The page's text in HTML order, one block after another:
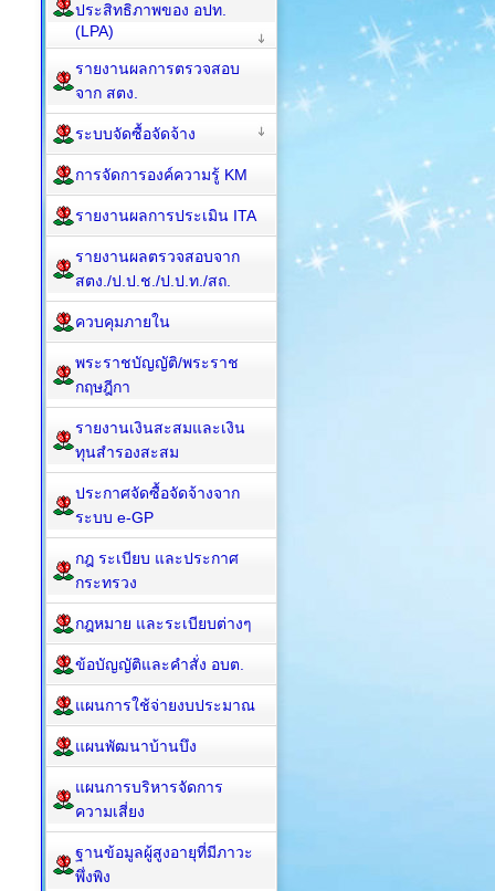
ประสิทธิภาพของ อปท.
(LPA)
รายงานผลการตรวจสอบ
จาก สตง.
ระบบจัดซื้อจัดจ้าง
การจัดการองค์ความรู้ KM
รายงานผลการประเมิน ITA
รายงานผลตรวจสอบจาก
สตง./ป.ป.ช./ป.ป.ท./สถ.
ควบคุมภายใน
พระราชบัญญัติ/พระราช
กฤษฎีกา
รายงานเงินสะสมและเงิน
ทุนสำรองสะสม
ประกาศจัดซื้อจัดจ้างจาก
ระบบ e-GP
กฎ ระเบียบ และประกาศ
กระทรวง
กฎหมาย และระเบียบต่างๆ
ข้อบัญญัติและคำสั่ง อบต.
แผนการใช้จ่ายงบประมาณ
แผนพัฒนาบ้านบึง
แผนการบริหารจัดการ
ความเสี่ยง
ฐานข้อมูลผู้สูงอายุที่มีภาวะ
พึ่งพิง